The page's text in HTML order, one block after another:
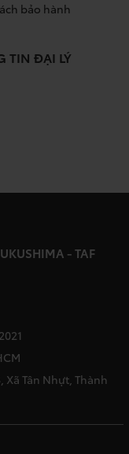
bảo hành
TIN ĐẠI LÝ
- TAF
Xã Tân Nhựt, Thành